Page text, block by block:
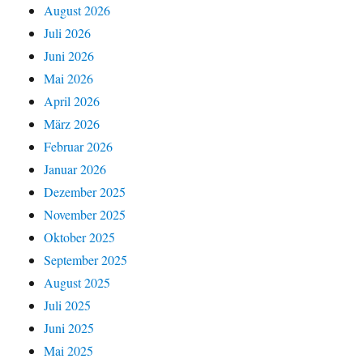
August 2026
Juli 2026
Juni 2026
Mai 2026
April 2026
März 2026
Februar 2026
Januar 2026
Dezember 2025
November 2025
Oktober 2025
September 2025
August 2025
Juli 2025
Juni 2025
Mai 2025